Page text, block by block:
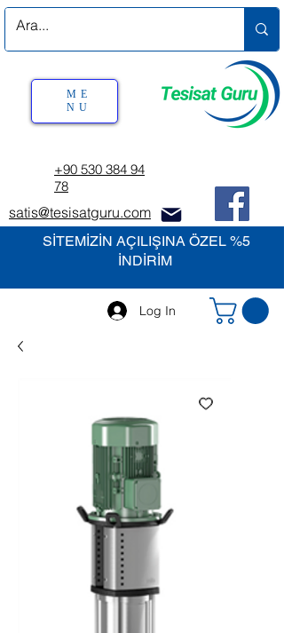
SİTEMİZİN AÇILIŞINA ÖZEL %5
İNDİRİM
+90 530 384 94
78
satis@tesisatguru.com
Log In
ME
NU